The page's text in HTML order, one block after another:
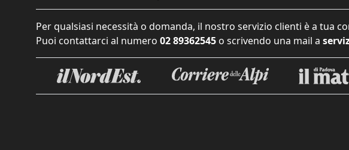
Per qualsiasi necessità o domanda, il nostro servizio clienti è a tua
Puoi contattarci al numero 02 89362545 o scrivendo una mail a